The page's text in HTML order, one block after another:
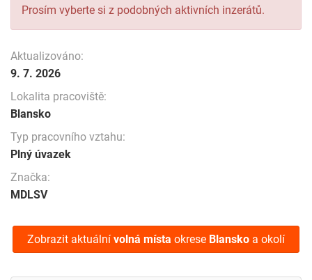
Prosím vyberte si z podobných aktivních inzerátů.
Aktualizováno:
9. 7. 2026
Lokalita pracoviště:
Blansko
Typ pracovního vztahu:
Plný úvazek
Značka:
MDLSV
Zobrazit aktuální volná místa okrese Blansko a okolí